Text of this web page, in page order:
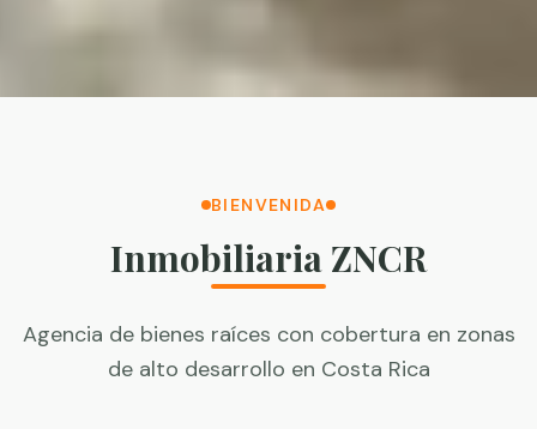
BIENVENIDA
Inmobiliaria ZNCR
Agencia de bienes raíces con cobertura en zonas
de alto desarrollo en Costa Rica